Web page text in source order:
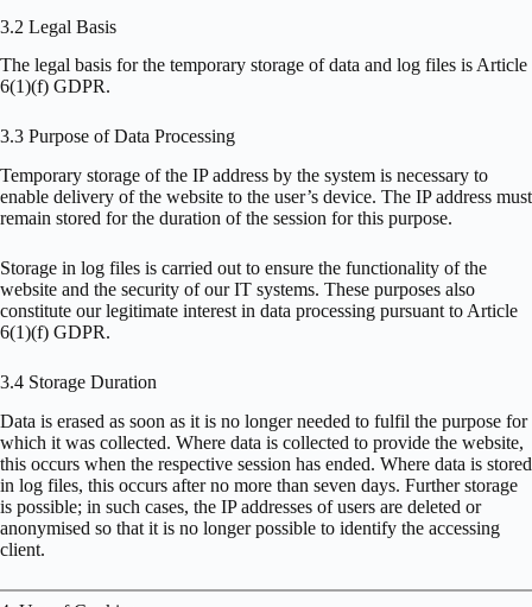
3.2 Legal Basis
The legal basis for the temporary storage of data and log files is Article
6(1)(f) GDPR.
3.3 Purpose of Data Processing
Temporary storage of the IP address by the system is necessary to
enable delivery of the website to the user’s device. The IP address must
remain stored for the duration of the session for this purpose.
Storage in log files is carried out to ensure the functionality of the
website and the security of our IT systems. These purposes also
constitute our legitimate interest in data processing pursuant to Article
6(1)(f) GDPR.
3.4 Storage Duration
Data is erased as soon as it is no longer needed to fulfil the purpose for
which it was collected. Where data is collected to provide the website,
this occurs when the respective session has ended. Where data is stored
in log files, this occurs after no more than seven days. Further storage
is possible; in such cases, the IP addresses of users are deleted or
anonymised so that it is no longer possible to identify the accessing
client.